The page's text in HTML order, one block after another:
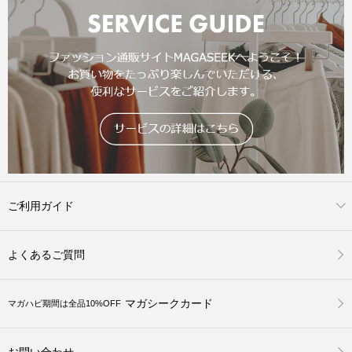
ご利用ガイド
よくあるご質問
マガハピ期間は全品10%OFF マガシークカード